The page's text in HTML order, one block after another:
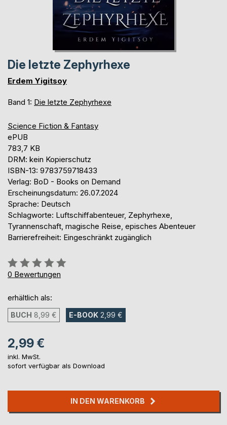
Die letzte Zephyrhexe
Erdem Yigitsoy
Band 1: Die letzte Zephyrhexe
Science Fiction & Fantasy
ePUB
783,7 KB
DRM: kein Kopierschutz
ISBN-13: 9783759718433
Verlag: BoD - Books on Demand
Erscheinungsdatum: 26.07.2024
Sprache: Deutsch
Schlagworte: Luftschiffabenteuer, Zephyrhexe,
Tyrannenschaft, magische Reise, episches Abenteuer
Barrierefreiheit: Eingeschränkt zugänglich
Bewertung::
0%
0 Bewertungen
erhältlich als:
BUCH 8,99 € E-BOOK 2,99 €
2,99 €
inkl. MwSt.
sofort verfügbar als Download
IN DEN WARENKORB